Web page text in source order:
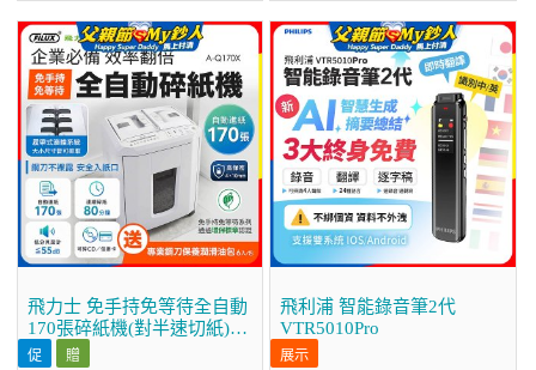
飛力士 免手持免等待全自動
170張碎紙機(對半速切紙)
AQ170X
飛利浦 智能錄音筆2代
VTR5010Pro